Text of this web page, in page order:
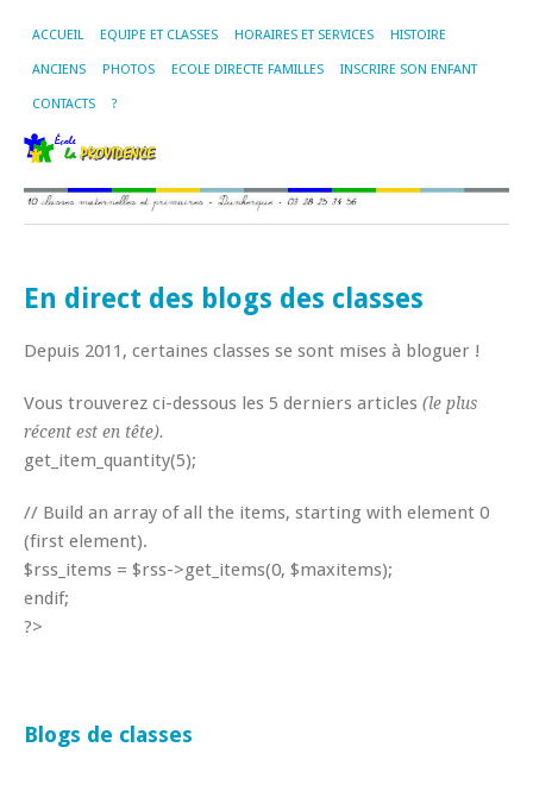
ACCUEIL EQUIPE ET CLASSES HORAIRES ET SERVICES HISTOIRE
ANCIENS PHOTOS ECOLE DIRECTE FAMILLES INSCRIRE SON ENFANT
CONTACTS ?
En direct des blogs des classes
Depuis 2011, certaines classes se sont mises à bloguer !
Vous trouverez ci-dessous les 5 derniers articles (le plus
récent est en tête).
get_item_quantity(5);
// Build an array of all the items, starting with element 0
(first element).
$rss_items = $rss->get_items(0, $maxitems);
endif;
?>
Blogs de classes